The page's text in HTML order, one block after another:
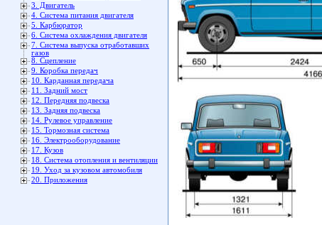
3. Двигатель
4. Система питания двигателя
5. Карбюратор
6. Система охлаждения двигателя
7. Система выпуска отработавших
газов
8. Сцепление
9. Коробка передач
10. Карданная передача
11. Задний мост
12. Передняя подвеска
13. Задняя подвеска
14. Рулевое управление
15. Тормозная система
16. Электрооборудование
17. Кузов
18. Система отопления и вентиляции
19. Уход за кузовом автомобиля
20. Приложения